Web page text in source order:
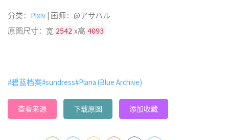
分类： Pixiv | 画师：@アサハル
原图尺寸：宽 2542 x高 4093
#碧蓝档案#sundress#Plana (Blue Archive)
查看来源 下载原图 添加收藏